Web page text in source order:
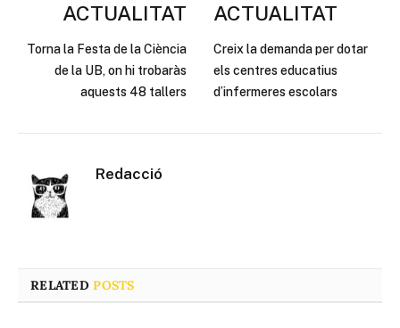
ACTUALITAT
Torna la Festa de la Ciència
de la UB, on hi trobaràs
aquests 48 tallers
ACTUALITAT
Creix la demanda per dotar
els centres educatius
d’infermeres escolars
Redacció
RELATEDPOSTS